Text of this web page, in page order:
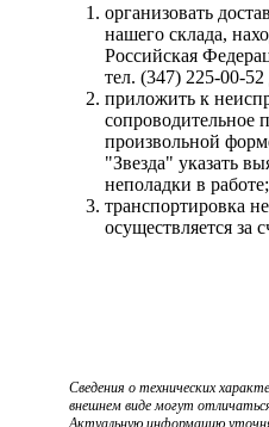
организовать
нашего склада,
Российская
тел. (347) 225-00-52
приложить к
сопроводительное
произвольной
"Звезда" указать
неполадки в работе;
транспортировка
осуществляется за
Сведения о технических
внешнем виде могут
Актуальную информацию